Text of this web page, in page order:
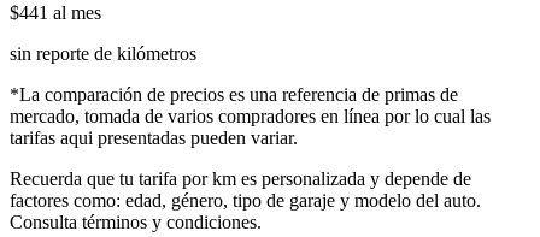
$441 al mes
sin reporte de kilómetros
*La comparación de precios es una referencia de primas de
mercado, tomada de varios compradores en línea por lo cual las
tarifas aqui presentadas pueden variar.
Recuerda que tu tarifa por km es personalizada y depende de
factores como: edad, género, tipo de garaje y modelo del auto.
Consulta términos y condiciones.